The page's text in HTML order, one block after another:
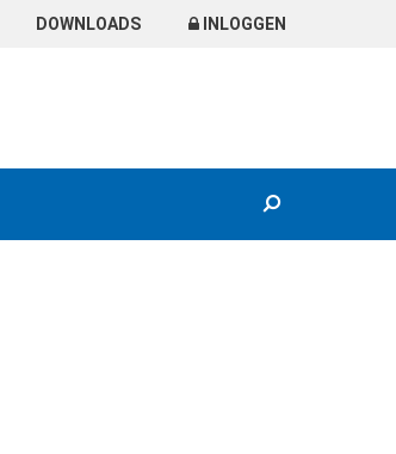
DOWNLOADS INLOGGEN